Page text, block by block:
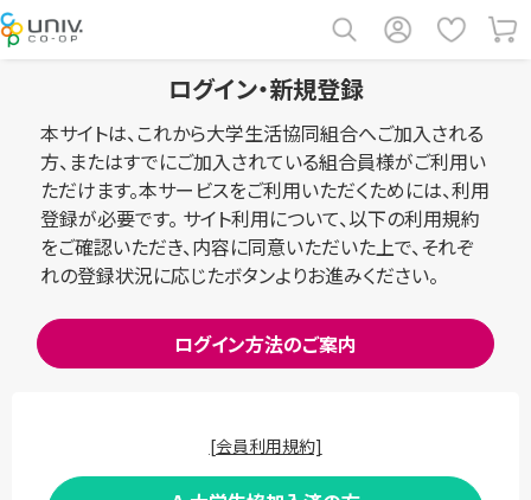
ログイン・新規登録
本サイトは、これから大学生活協同組合へご加入される
方、またはすでにご加入されている組合員様がご利用い
ただけます。本サービスをご利用いただくためには、利用
登録が必要です。 サイト利用について、以下の利用規約
をご確認いただき、内容に同意いただいた上で、それぞ
れの登録状況に応じたボタンよりお進みください。
ログイン方法のご案内
[会員利用規約]